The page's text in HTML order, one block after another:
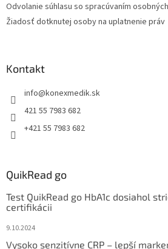
Odvolanie súhlasu so spracúvaním
Žiadosť dotknutej osoby na uplatnenie práv
Kontakt
info@konexmedik.sk
421 55 7983 682
+421 55 7983 682
QuikRead go
Test QuikRead go HbA1c dosiahol
certifikácii
9.10.2024
Vysoko senzitívne CRP – lepší